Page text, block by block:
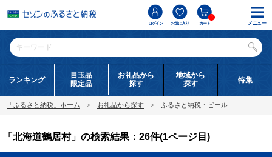
ログイン お気に入り カート
0
ランキング
目玉品
限定品
お礼品から
探す
地域から
探す
特集
「ふるさと納税」ホーム お礼品から探す ふるさと納税・ビール
「北海道鶴居村」の検索結果：26件(1ページ目)
メニュー